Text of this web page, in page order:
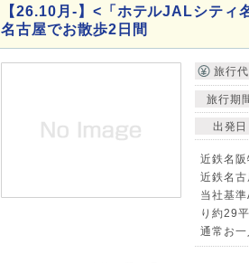
【26.10月-】<「ホテルJALシティ
名古屋でお散歩2日間
旅行
旅行期
出発日
近鉄名
近鉄名
当社基
り約29
通常お